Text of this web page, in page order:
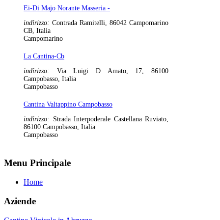
Ei-Di Majo Norante Masseria -
indirizzo: Contrada Ramitelli, 86042 Campomarino
CB, Italia
Campomarino
La Cantina-Cb
indirizzo: Via Luigi D Amato, 17, 86100
Campobasso, Italia
Campobasso
Cantina Valtappino Campobasso
indirizzo: Strada Interpoderale Castellana Ruviato,
86100 Campobasso, Italia
Campobasso
Menu Principale
Home
Aziende